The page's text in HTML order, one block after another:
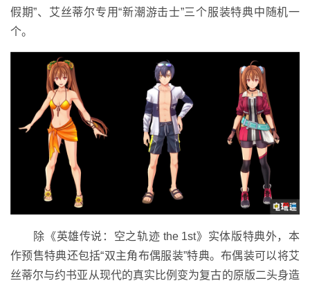
假期”、艾丝蒂尔专用“新潮游击士”三个服装特典中随机一
个。
除《英雄传说：空之轨迹 the 1st》实体版特典外，本
作预售特典还包括“双主角布偶服装”特典。布偶装可以将艾
丝蒂尔与约书亚从现代的真实比例变为复古的原版二头身造